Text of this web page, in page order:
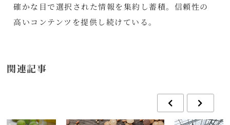
確かな目で選択された情報を集約し蓄積。信頼性の
高いコンテンツを提供し続けている。
関連記事